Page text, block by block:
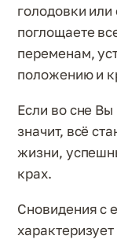
голодовки
поглощаете
переменам,
положению и
Если во сне
значит, всё
жизни,
крах.
Сновидения с